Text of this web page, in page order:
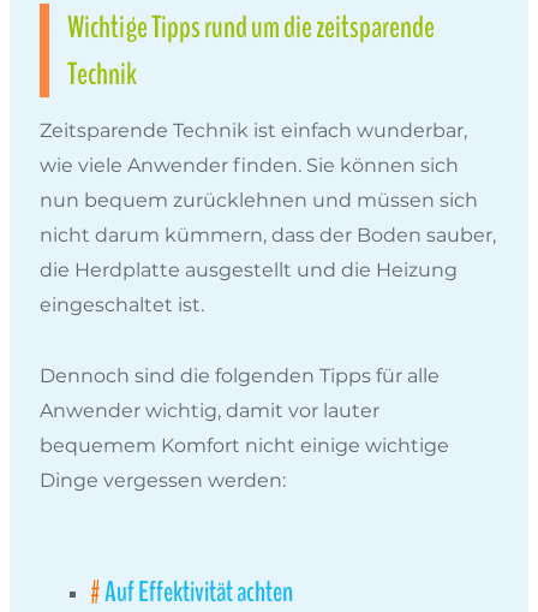
Wichtige Tipps rund um die zeitsparende
Technik
Zeitsparende Technik ist einfach wunderbar,
wie viele Anwender finden. Sie können sich
nun bequem zurücklehnen und müssen sich
nicht darum kümmern, dass der Boden sauber,
die Herdplatte ausgestellt und die Heizung
eingeschaltet ist.
Dennoch sind die folgenden Tipps für alle
Anwender wichtig, damit vor lauter
bequemem Komfort nicht einige wichtige
Dinge vergessen werden:
Auf Effektivität achten